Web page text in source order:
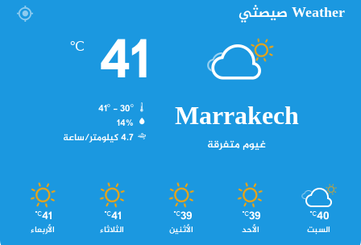
Weather صيصثي
Marrakech
غيوم متفرقة
41
℃
41º - 30º
14%
4.7 كيلومتر/ساعة
40
℃
السبت
39
℃
الأحد
39
℃
الأثنين
41
℃
الثلاثاء
41
℃
الأربعاء